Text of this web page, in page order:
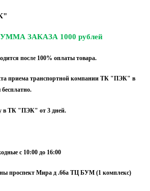
ЗАКАЗА 1000 рублей
после 100% оплаты товара.
приема транспортной компании ТК "ПЭК" в
в ТК "ПЭК" от 3 дней.
с 10:00 до 16:00
проспект Мира д .66а ТЦ БУМ (1 комплекс)